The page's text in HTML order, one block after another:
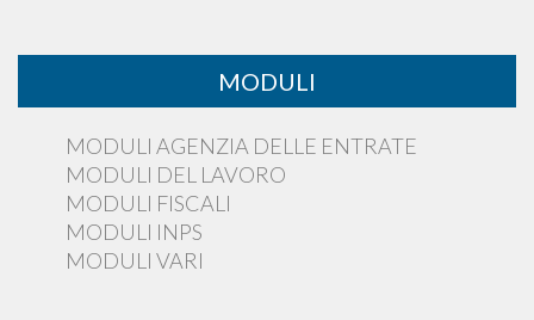
MODULI
MODULI AGENZIA DELLE ENTRATE
MODULI DEL LAVORO
MODULI FISCALI
MODULI INPS
MODULI VARI